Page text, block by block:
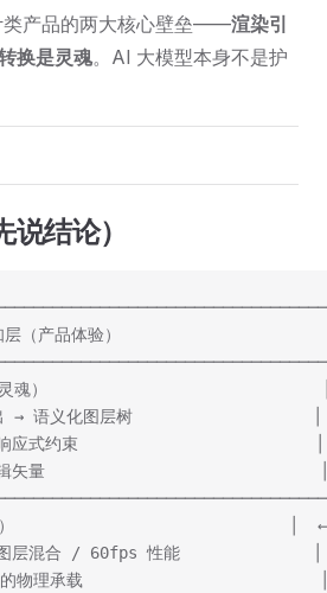
类产品的两大核心壁垒——渲染引
换是灵魂。AI 大模型本身不是护
说结论）
层（产品体验）
（灵魂）                             │
→ 语义化图层树                   │
响应式约束                         │
辑矢量
座）                             │  ←
层混合 / 60fps 性能              │
力的物理承载